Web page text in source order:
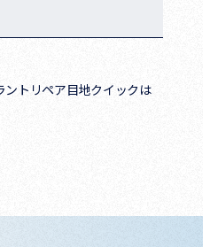
トリペア目地クイックは